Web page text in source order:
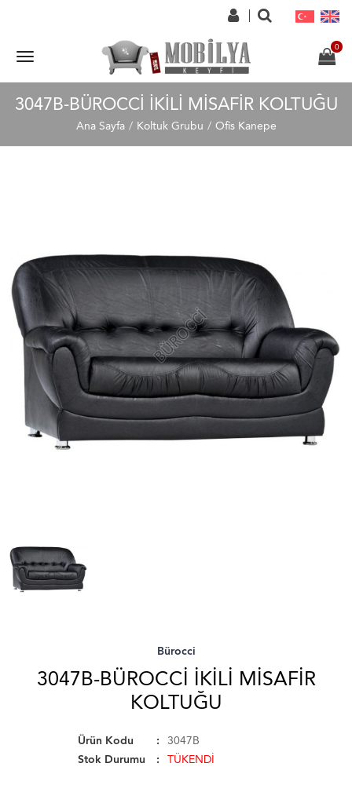
3047B-BÜROCCI İKILI MISAFIR KOLTUĞU
Ana Sayfa Koltuk Grubu Ofis Kanepe
Bürocci
3047B-BÜROCCI İKILI MISAFIR
KOLTUĞU
Ürün Kodu
3047B
Stok Durumu
TÜKENDİ